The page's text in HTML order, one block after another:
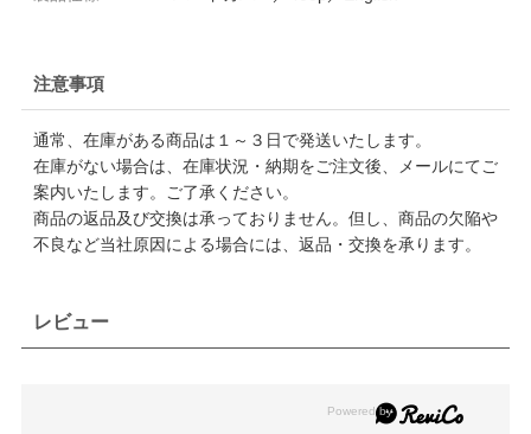
注意事項
通常、在庫がある商品は１～３日で発送いたします。
在庫がない場合は、在庫状況・納期をご注文後、メールにてご
案内いたします。ご了承ください。
商品の返品及び交換は承っておりません。但し、商品の欠陥や
不良など当社原因による場合には、返品・交換を承ります。
レビュー